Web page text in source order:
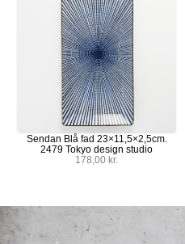
Sendan Blå fad 23×11,5×2,5cm.
2479 Tokyo design studio
178,00 kr.